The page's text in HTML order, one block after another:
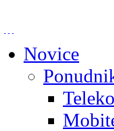
Novice